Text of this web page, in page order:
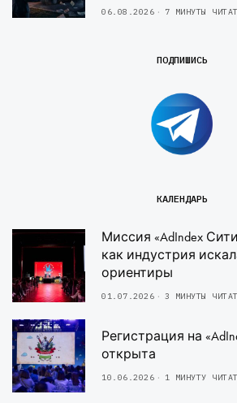
06.08.2026 7 МИНУТЫ
ПОДПИШИСЬ
КАЛЕНДАРЬ
Миссия «AdIndex
как индустрия
ориентиры
01.07.2026 3 МИНУТЫ
Регистрация на
открыта
10.06.2026 1 МИНУТУ